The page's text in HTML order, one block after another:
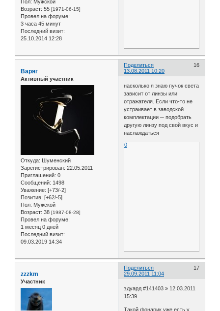
Пол: Мужской
Возраст: 55 [1971-06-15]
Провел на форуме:
3 часа 45 минут
Последний визит:
25.10.2014 12:28
Поделиться
16
13.08.2011 10:20
Варяг
Активный участник
Откуда: Шуменский
Зарегистрирован: 22.05.2011
Приглашений: 0
Сообщений: 1498
Уважение: [+73/-2]
Позитив: [+62/-5]
Пол: Мужской
Возраст: 38 [1987-08-28]
Провел на форуме:
1 месяц 0 дней
Последний визит:
09.03.2019 14:34
насколько я знаю пучок света
зависит от линзы или
отражателя. Если что-то не
устраивает в заводской
комплектации -- подобрать
другую линзу под свой вкус и
наслаждаться
0
Поделиться
17
29.09.2011 11:04
zzzkm
Участник
эдуард #141403 » 12.03.2011
15:39
Такой фонарик уже есть у